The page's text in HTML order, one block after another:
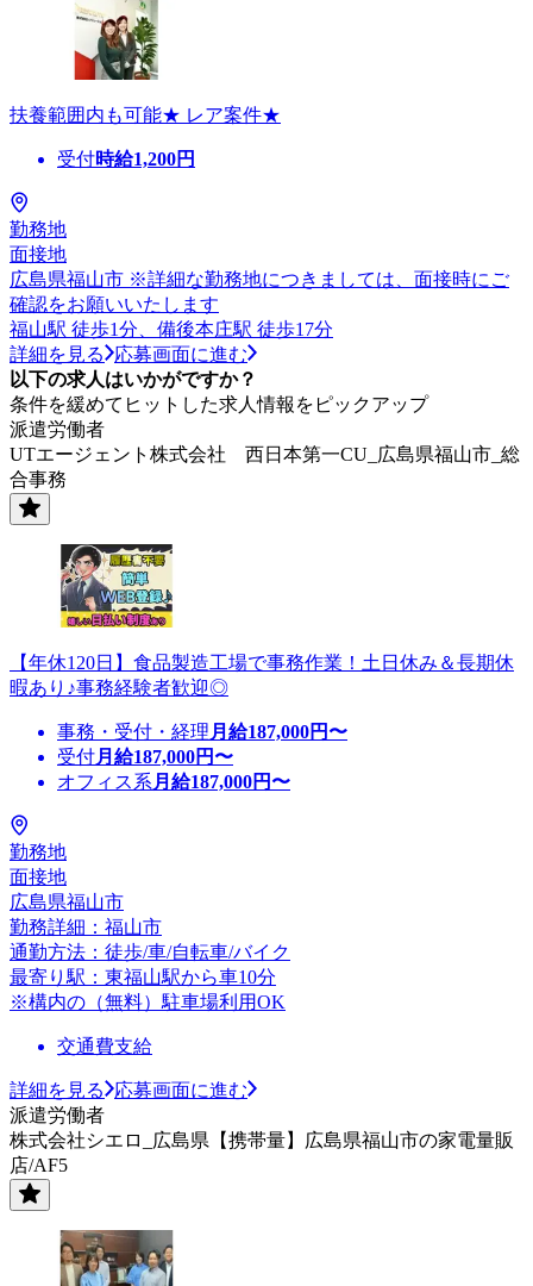
扶養範囲内も可能★ レア案件★
受付時給1,200円
勤務地
面接地
広島県福山市 ※詳細な勤務地につきましては、面接時にご
確認をお願いいたします
福山駅 徒歩1分、備後本庄駅 徒歩17分
詳細を見る
応募画面に進む
以下の求人はいかがですか？
条件を緩めてヒットした求人情報をピックアップ
派遣労働者
UTエージェント株式会社 西日本第一CU_広島県福山市_総
合事務
【年休120日】食品製造工場で事務作業！土日休み＆長期休
暇あり♪事務経験者歓迎◎
事務・受付・経理 月給187,000円〜
受付月給187,000円〜
オフィス系 月給187,000円〜
勤務地
面接地
広島県福山市
勤務詳細：福山市
通勤方法：徒歩/車/自転車/バイク
最寄り駅：東福山駅から車10分
※構内の（無料）駐車場利用OK
交通費支給
詳細を見る
応募画面に進む
派遣労働者
株式会社シエロ_広島県【携帯量】広島県福山市の家電量販
店/AF5